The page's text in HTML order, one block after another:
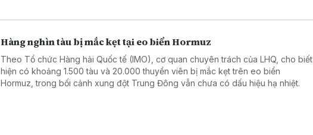
Hàng nghìn tàu bị mắc kẹt tại eo biển Hormuz
Theo Tổ chức Hàng hải Quốc tế (IMO), cơ quan chuyên trách của LHQ, cho biết
hiện có khoảng 1.500 tàu và 20.000 thuyền viên bị mắc kẹt trên eo biển
Hormuz, trong bối cảnh xung đột Trung Đông vẫn chưa có dấu hiệu hạ nhiệt.